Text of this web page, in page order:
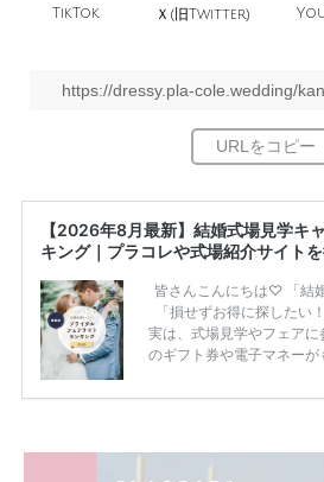
TikTok Ｘ(旧Twitter)
https://dressy.pla-cole.wedding/
【2026年8月最新】結婚式場見学キ
キング｜プラコレや式場紹介サイト
皆さんこんにちは♡ 「結
「損せずお得に探したい
実は、式場見学やフェア
のギフト券や電子マネー
ため、比較せずに選ぶと